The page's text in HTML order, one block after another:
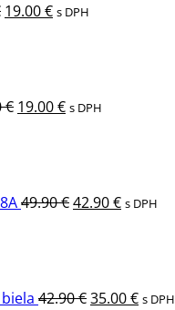
19.00€ s DPH
€ 19.00€ s DPH
49.90€42.90€ s DPH
42.90€35.00€ s DPH